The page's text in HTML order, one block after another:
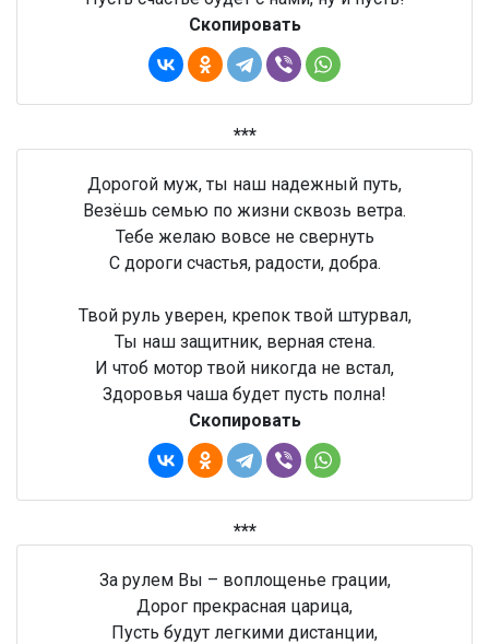
Скопировать
***
Дорогой муж, ты наш надежный путь,
Везёшь семью по жизни сквозь ветра.
Тебе желаю вовсе не свернуть
С дороги счастья, радости, добра.
Твой руль уверен, крепок твой штурвал,
Ты наш защитник, верная стена.
И чтоб мотор твой никогда не встал,
Здоровья чаша будет пусть полна!
Скопировать
***
За рулем Вы – воплощенье грации,
Дорог прекрасная царица,
Пусть будут легкими дистанции,